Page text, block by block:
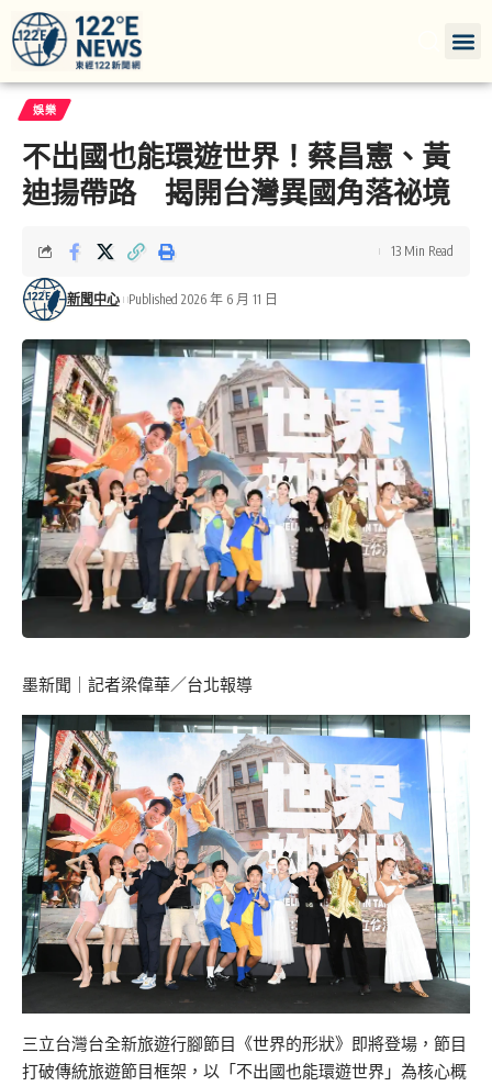
娛樂
不出國也能環遊世界！蔡昌憲、黃
迪揚帶路 揭開台灣異國角落祕境
新聞中心 Published 2026 年 6 月 11 日
13 Min Read
墨新聞 ｜記者梁偉華／台北報導
三立台灣台全新旅遊行腳節目《世界的形狀》即將登場，節目
打破傳統旅遊節目框架，以「不出國也能環遊世界」為核心概